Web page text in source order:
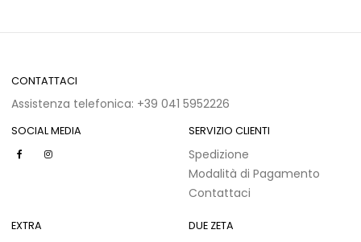
CONTATTACI
Assistenza telefonica: +39 041 5952226
SOCIAL MEDIA SERVIZIO CLIENTI
Spedizione
Modalità di Pagamento
Contattaci
EXTRA DUE ZETA